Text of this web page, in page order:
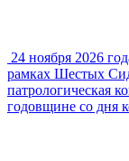
24 ноября 2026
рамках Шестых
патрологическая
годовщине со дня